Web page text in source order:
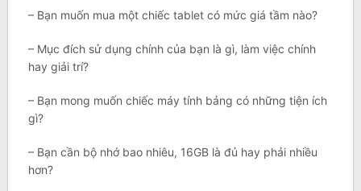
– Bạn muốn mua một chiếc tablet có mức giá tầm nào?
– Mục đích sử dụng chính của bạn là gì, làm việc chính
hay giải trí?
– Bạn mong muốn chiếc máy tính bảng có những tiện ích
gì?
– Bạn cần bộ nhớ bao nhiêu, 16GB là đủ hay phải nhiều
hơn?